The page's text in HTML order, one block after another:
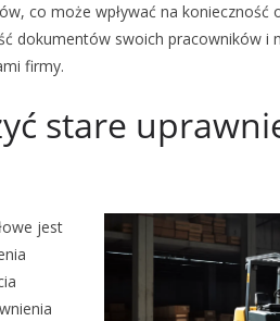
co może wpływać na konieczność
dokumentów swoich pracowników i
firmy.
stare
jest